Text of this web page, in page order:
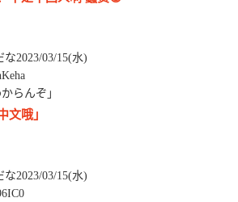
2023/03/15(水)
らんぞ」
文哦」
2023/03/15(水)